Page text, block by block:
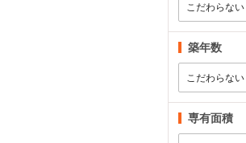
築年数
専有面積